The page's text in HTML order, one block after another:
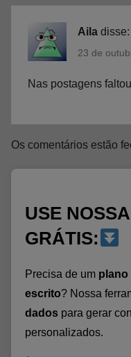
Aila disse:
23 de
Nas postagens
Os comentários estão
USE
GRÁTIS:
Precisa de um plano
escrito? Nossa
dados para gerar
personalizados.